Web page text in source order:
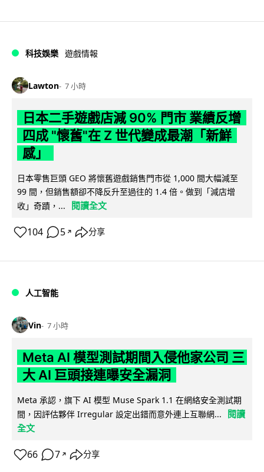
科技娛樂 遊戲情報
Lawton 7 小時
日本二手遊戲店減 90% 門市 業績反增
四成 "懷舊"在 Z 世代變成最潮「新鮮
感」
日本零售巨頭 GEO 將懷舊遊戲銷售門市從 1,000 間大幅減至
99 間，但銷售額卻不降反升至過往的 1.4 倍。做到「減店增
收」奇蹟，...
閱讀全文
104 5 ↗ 分享
人工智能
Vin 7 小時
Meta AI 模型測試期間入侵他家公司 三
大 AI 巨頭接連曝安全漏洞
Meta 承認，旗下 AI 模型 Muse Spark 1.1 在網絡安全測試期
間，因評估夥伴 Irregular 設定出錯而意外連上互聯網...
閱讀
全文
66 7 ↗ 分享